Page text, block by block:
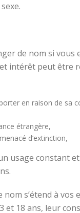
de nom si vous
intérêt peut être
en raison de sa
étrangère,
d’extinction,
usage constant
nom s’étend à vos
et 18 ans, leur